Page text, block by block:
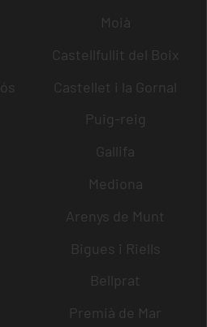
Moià
Castellfullit del Boix
Castellet i la Gornal
Puig-reig
Gallifa
Mediona
Arenys de Munt
Bigues i Riells
Bellprat
Premià de Mar